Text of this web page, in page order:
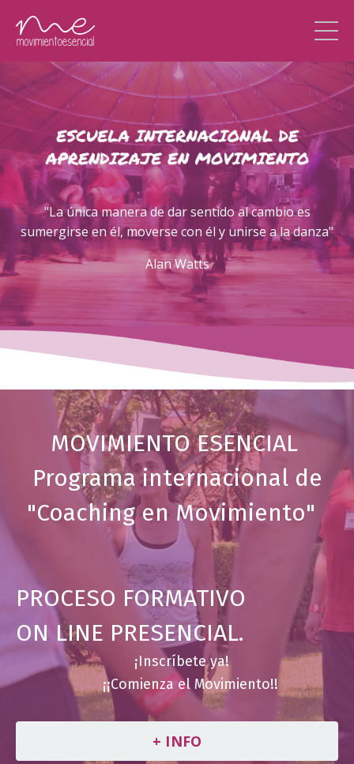
"La única manera de dar sentido al cambio es
sumergirse en él, moverse con él y unirse a la danza"
Alan Watts
MOVIMIENTO ESENCIAL
Programa internacional de
"Coaching en Movimiento"
PROCESO FORMATIVO
ON LINE PRESENCIAL.
¡Inscríbete ya!
¡¡Comienza el Movimiento!!
+ INFO